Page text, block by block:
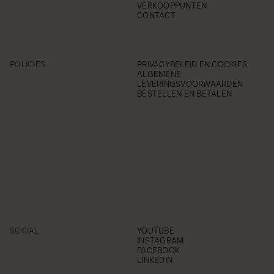
VERKOOPPUNTEN
CONTACT
POLICIES
PRIVACYBELEID EN COOKIES
ALGEMENE
LEVERINGSVOORWAARDEN
BESTELLEN EN BETALEN
SOCIAL
YOUTUBE
INSTAGRAM
FACEBOOK
LINKEDIN